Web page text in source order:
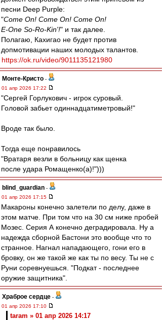
песни Deep Purple:
"Come On! Come On! Come On!
E-One So-Ro-Kin'!" и так далее.
Полагаю, Кахигао не будет против
допмотивации наших молодых талантов.
https://ok.ru/video/9011135121980
Монте-Кристо -
01 апр 2026 17:22
"Сергей Горлукович - игрок суровый.
Головой забьет одиннадцатиметровый!"
Вроде так было.
Тогда еще понравилось
"Вратаря везли в больницу как щенка
после удара Ромащенко(а)!")))
blind_guardian -
01 апр 2026 17:15
Макароны конечно залетели по делу, даже в
этом матче. При том что на 30 см ниже пробей
Мозес. Серия А конечно деградировала. Ну а
надежда сборной Бастони это вообще что то
странное. Нагнал нападающего, гони его в
бровку, он же такой же как ты по весу. Ты не с
Руни соревнуешься. "Подкат - последнее
оружие защитника".
Храброе сердце -
01 апр 2026 17:10
taram » 01 апр 2026 14:17